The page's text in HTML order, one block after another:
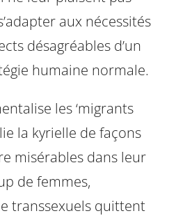
aux nécessités
désagréables d’un
humaine normale.
les ‘migrants
la kyrielle de façons
misérables dans leur
de femmes,
transsexuels quittent